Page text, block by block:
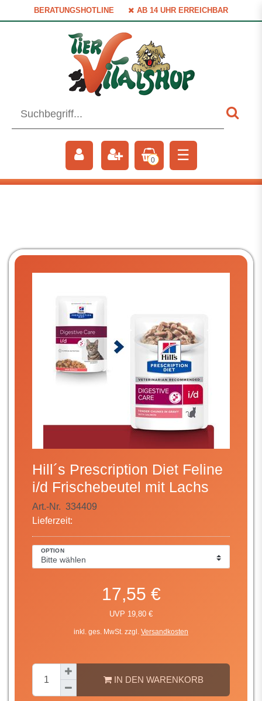
BERATUNGSHOTLINE AB 14 UHR ERREICHBAR
0 ☰
Hill´s Prescription Diet Feline
i/d Frischebeutel mit Lachs
Art.-Nr. 334409
Lieferzeit:
OPTION
17,55 €
UVP 19,80 €
inkl. ges. MwSt. zzgl. Versandkosten
IN DEN WARENKORB